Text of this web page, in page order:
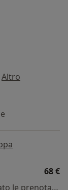
Altro
68 €
Questo dottore non ha ancora attivato le prenotazioni online presso questo indirizzo.